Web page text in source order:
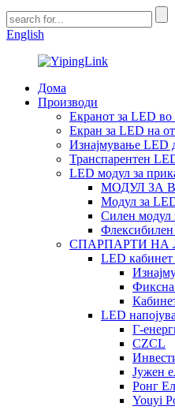
English
Дома
Производи
Екранот за LED во
Екран за LED на
Изнајмување LED
Транспарентен
LED модул за
МОДУЛ ЗА
Модул за
Силен модул
СПАРПАРТИ НА
LED кабинет
Фиксна
LED
Г-
CZCL
Јужен
Ронг
Youyi